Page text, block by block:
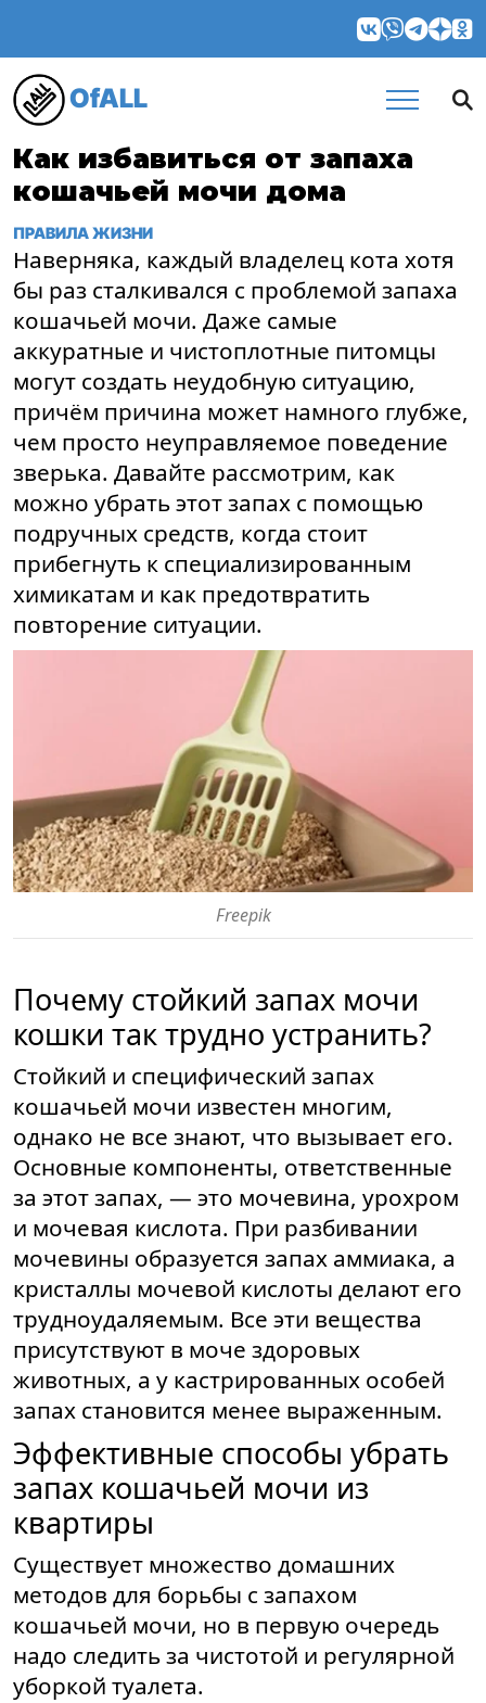
OfALL
Как избавиться от запаха
кошачьей мочи дома
ПРАВИЛА ЖИЗНИ
Наверняка, каждый владелец кота хотя
бы раз сталкивался с проблемой запаха
кошачьей мочи. Даже самые
аккуратные и чистоплотные питомцы
могут создать неудобную ситуацию,
причём причина может намного глубже,
чем просто неуправляемое поведение
зверька. Давайте рассмотрим, как
можно убрать этот запах с помощью
подручных средств, когда стоит
прибегнуть к специализированным
химикатам и как предотвратить
повторение ситуации.
Freepik
Почему стойкий запах мочи
кошки так трудно устранить?
Стойкий и специфический запах
кошачьей мочи известен многим,
однако не все знают, что вызывает его.
Основные компоненты, ответственные
за этот запах, — это мочевина, урохром
и мочевая кислота. При разбивании
мочевины образуется запах аммиака, а
кристаллы мочевой кислоты делают его
трудноудаляемым. Все эти вещества
присутствуют в моче здоровых
животных, а у кастрированных особей
запах становится менее выраженным.
Эффективные способы убрать
запах кошачьей мочи из
квартиры
Существует множество домашних
методов для борьбы с запахом
кошачьей мочи, но в первую очередь
надо следить за чистотой и регулярной
уборкой туалета.